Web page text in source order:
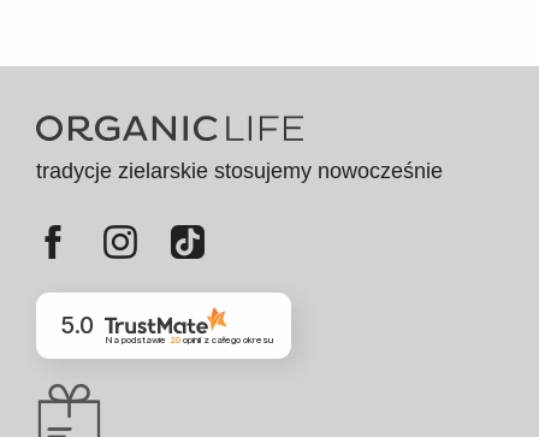
tradycje zielarskie stosujemy nowocześnie
5.0
Na podstawie 20opinii z całego okresu